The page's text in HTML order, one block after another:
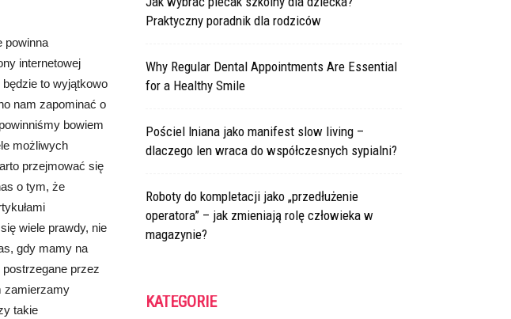
powinna
internetowej
będzie to wyjątkowo
nam zapominać o
bowiem
możliwych
przejmować się
o tym, że
wiele prawdy, nie
gdy mamy na
przez
zamierzamy
takie
Praktyczny poradnik dla rodziców
Why Regular Dental Appointments Are Essential
for a Healthy Smile
Pościel lniana jako manifest slow living –
dlaczego len wraca do współczesnych sypialni?
Roboty do kompletacji jako „przedłużenie
operatora” – jak zmieniają rolę człowieka w
magazynie?
KATEGORIE